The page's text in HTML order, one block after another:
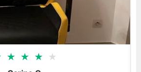
★ ★ ★ ★